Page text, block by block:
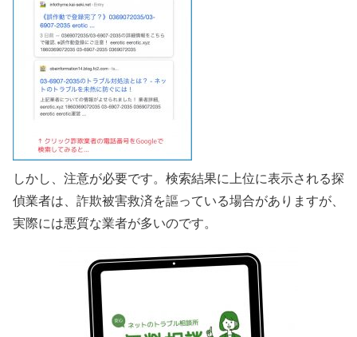
しかし、注意が必要です。検索結果に上位に表示される探
偵業者は、詐欺被害救済を謳っている場合がありますが、
実際には悪質な業者が多いのです。